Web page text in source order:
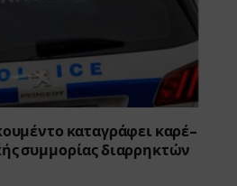
καταγράφει καρέ-
συμμορίας διαρρηκτών